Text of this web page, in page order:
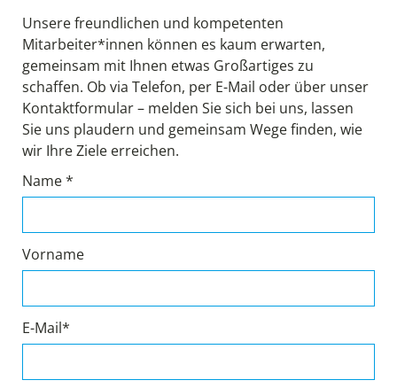
Unsere freundlichen und kompetenten
Mitarbeiter*innen können es kaum erwarten,
gemeinsam mit Ihnen etwas Großartiges zu
schaffen. Ob via Telefon, per E-Mail oder über unser
Kontaktformular – melden Sie sich bei uns, lassen
Sie uns plaudern und gemeinsam Wege finden, wie
wir Ihre Ziele erreichen.
Name *
Vorname
E-Mail*